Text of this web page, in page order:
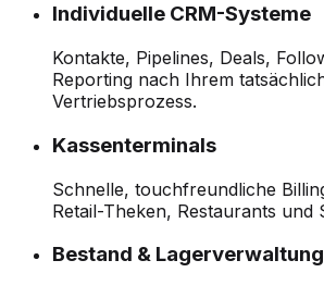
Individuelle CRM-Systeme
Kontakte, Pipelines, Deals,
Reporting nach Ihrem
Vertriebsprozess.
Kassenterminals
Schnelle, touchfreundliche
Retail-Theken, Restaurants und
Bestand & Lagerverwaltung